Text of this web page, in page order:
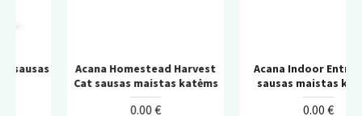
Acana Homestead Harvest
Cat sausas maistas katėms
Acana Indoor Entree Cat
sausas maistas katėms